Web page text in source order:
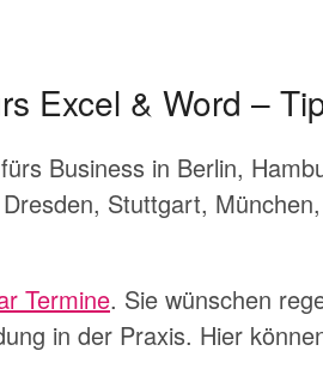
Excel & Word –
Business in Berlin,
Stuttgart,
Termine. Sie wünschen
in der Praxis. Hier